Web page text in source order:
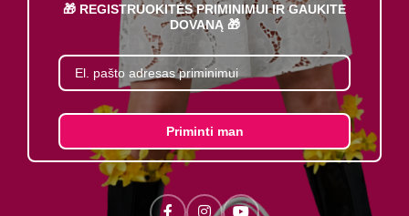
🎁 REGISTRUOKITĖS PRIMINIMUI IR GAUKITE
DOVANĄ 🎁
Priminti man